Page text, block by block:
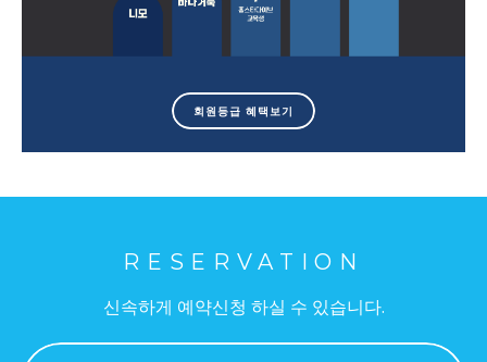
회원등급 혜택보기
RESERVATION
신속하게 예약신청 하실 수 있습니다.